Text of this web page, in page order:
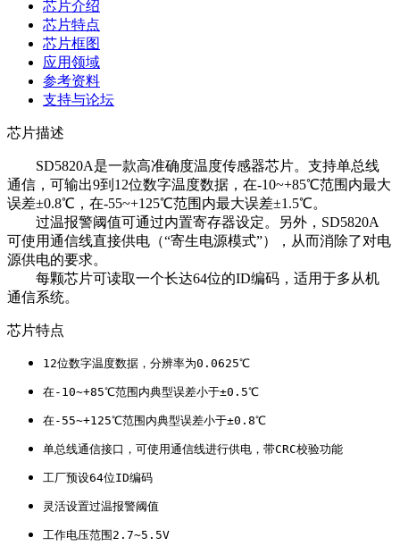
芯片介绍
芯片特点
芯片框图
应用领域
参考资料
支持与论坛
芯片描述
SD5820A是一款高准确度温度传感器芯片。支持单总线
通信，可输出9到12位数字温度数据，在-10~+85℃范围内最大
误差±0.8℃，在-55~+125℃范围内最大误差±1.5℃。
过温报警阈值可通过内置寄存器设定。另外，SD5820A
可使用通信线直接供电（“寄生电源模式”），从而消除了对电
源供电的要求。
每颗芯片可读取一个长达64位的ID编码，适用于多从机
通信系统。
芯片特点
12位数字温度数据，分辨率为0.0625℃
在-10~+85℃范围内典型误差小于±0.5℃
在-55~+125℃范围内典型误差小于±0.8℃
单总线通信接口，可使用通信线进行供电，带CRC校验功能
工厂预设64位ID编码
灵活设置过温报警阈值
工作电压范围2.7~5.5V